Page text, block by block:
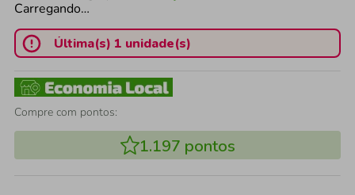
Carregando…
Última(s) 1 unidade(s)
Compre com pontos:
1.197 pontos